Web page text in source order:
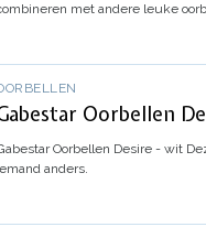
met andere leuke
Oorbellen
Oorbellen Desire - wit
anders.